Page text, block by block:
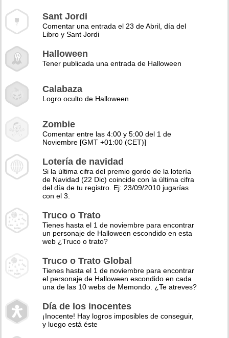
Sant Jordi
Comentar una entrada el 23 de Abril, día del
Libro y Sant Jordi
Halloween
Tener publicada una entrada de Halloween
Calabaza
Logro oculto de Halloween
Zombie
Comentar entre las 4:00 y 5:00 del 1 de
Noviembre [GMT +01:00 (CET)]
Lotería de navidad
Si la última cifra del premio gordo de la lotería
de Navidad (22 Dic) coincide con la última cifra
del día de tu registro. Ej: 23/09/2010 jugarías
con el 3.
Truco o Trato
Tienes hasta el 1 de noviembre para encontrar
un personaje de Halloween escondido en esta
web ¿Truco o trato?
Truco o Trato Global
Tienes hasta el 1 de noviembre para encontrar
el personaje de Halloween escondido en cada
una de las 10 webs de Memondo. ¿Te atreves?
Día de los inocentes
¡Inocente! Hay logros imposibles de conseguir,
y luego está éste